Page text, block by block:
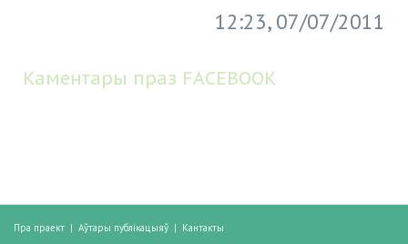
12:23, 07/07/2011
Каментары праз FACEBOOK
Пра праект | Аўтары публікацыяў | Кантакты